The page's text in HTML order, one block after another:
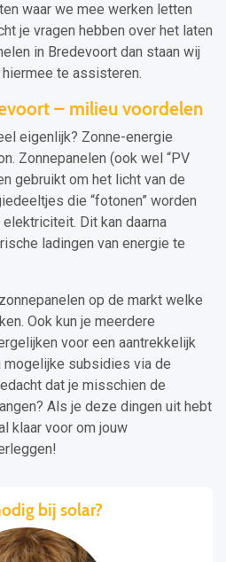
waar we mee werken letten
je vragen hebben over het laten
in Bredevoort dan staan wij
te assisteren.
– milieu voordelen
eigenlijk? Zonne-energie
Zonnepanelen (ook wel “PV
gebruikt om het licht van de
die “fotonen” worden
Dit kan daarna
ladingen van energie te
op de markt welke
Ook kun je meerdere
voor een aantrekkelijk
mogelijke subsidies via de
dat je misschien de
Als je deze dingen uit hebt
klaar voor om jouw
bij solar?